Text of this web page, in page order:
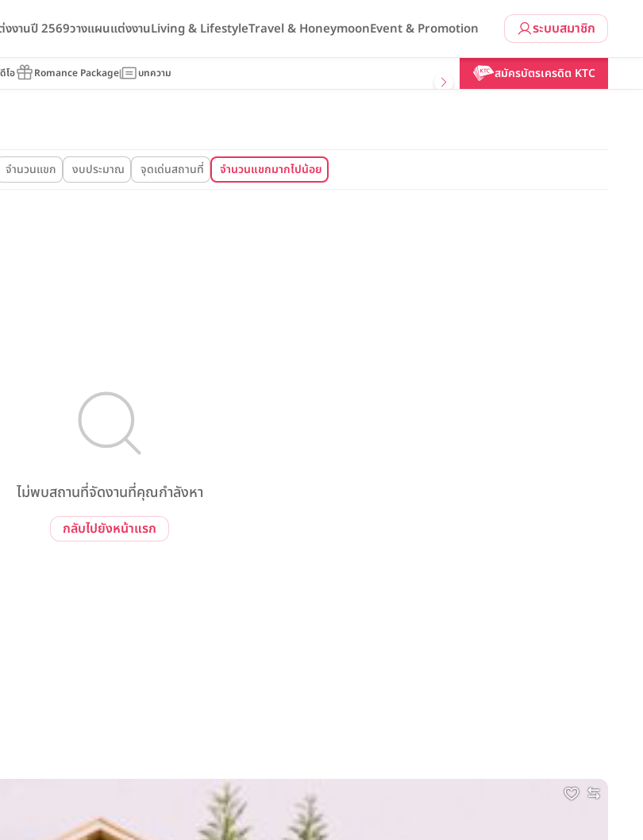
ระบบสมาชิก
งานปี 2569วางแผนแต่งงานLiving & LifestyleTravel & HoneymoonEvent & Promotion
โอ Romance Package บทความ สมัครบัตรเครดิต KTC
จำนวนแขก งบประมาณ จุดเด่นสถานที่ จำนวนแขกมากไปน้อย
ไม่พบสถานที่จัดงานที่คุณกำลังหา
กลับไปยังหน้าแรก